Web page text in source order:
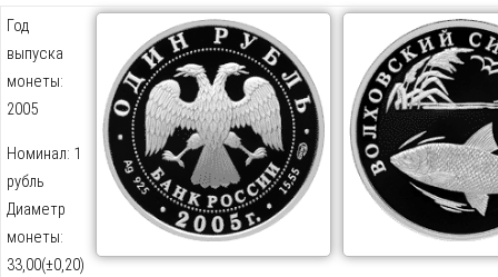
Год
выпуска
монеты:
2005
Номинал: 1
рубль
Диаметр
монеты:
33,00(±0,20)